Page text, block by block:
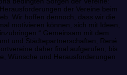
der Vereine beim
Wir hoffen dennoch, dass wir die
motivieren können, sich mit Ideen,
Gemeinsam mit dem
und Städtepartnerschaften, René
daher final aufgerufen, bis
Wünsche und Herausforderungen